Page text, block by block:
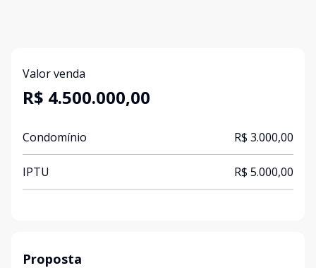
Valor venda
R$ 4.500.000,00
Condomínio R$ 3.000,00
IPTU R$ 5.000,00
Proposta